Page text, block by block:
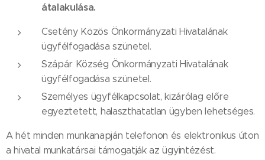
átalakulása.
Csetény Közös Önkormányzati Hivatalának
ügyfélfogadása szünetel.
Szápár Község Önkormányzati Hivatalának
ügyfélfogadása szünetel.
Személyes ügyfélkapcsolat, kizárólag előre
egyeztetett, halaszthatatlan ügyben lehetséges.
A hét minden munkanapján telefonon és elektronikus úton
a hivatal munkatársai támogatják az ügyintézést.